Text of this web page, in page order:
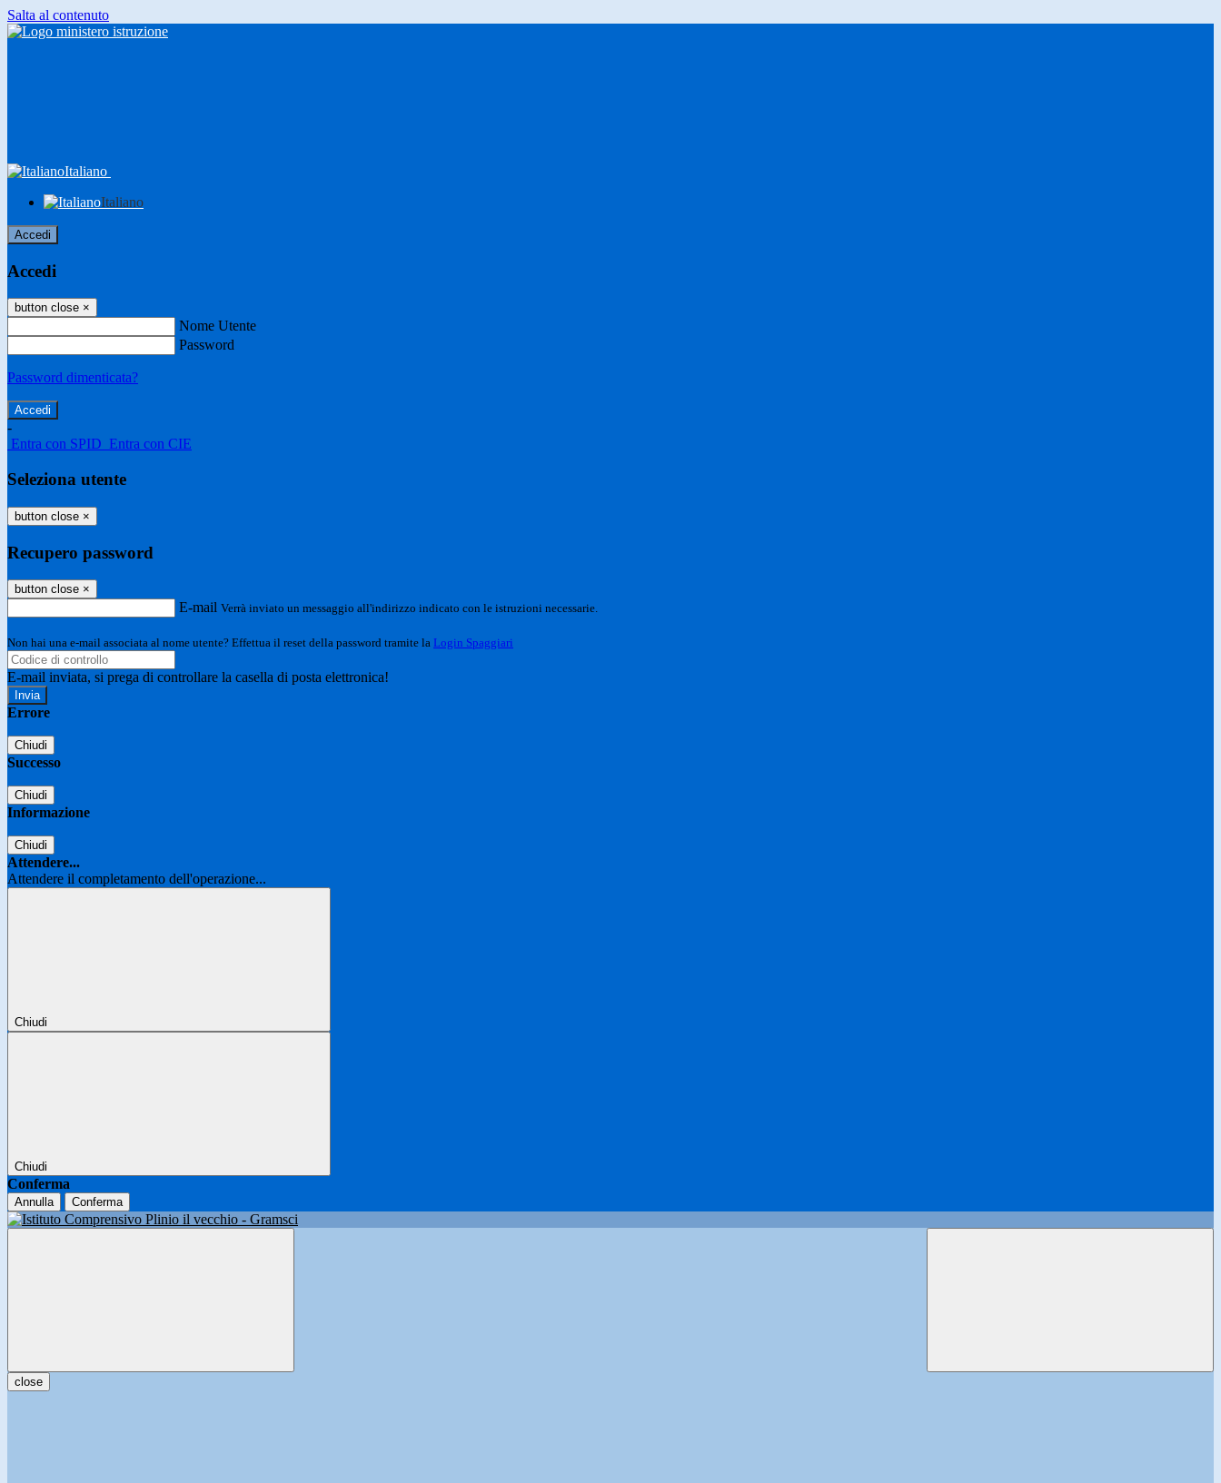
Salta al contenuto
Italiano
Italiano
Accedi
Accedi
button close ×
Nome Utente
Password
Password dimenticata?
-
Entra con SPID Entra con CIE
Seleziona utente
button close ×
Recupero password
button close ×
E-mail Verrà inviato un messaggio all'indirizzo indicato con le istruzioni necessarie.
Non hai una e-mail associata al nome utente? Effettua il reset della password tramite la Login Spaggiari
E-mail inviata, si prega di controllare la casella di posta elettronica!
Errore
Chiudi
Successo
Chiudi
Informazione
Chiudi
Attendere...
Attendere il completamento dell'operazione...
Chiudi
Chiudi
Conferma
Annulla Conferma
close